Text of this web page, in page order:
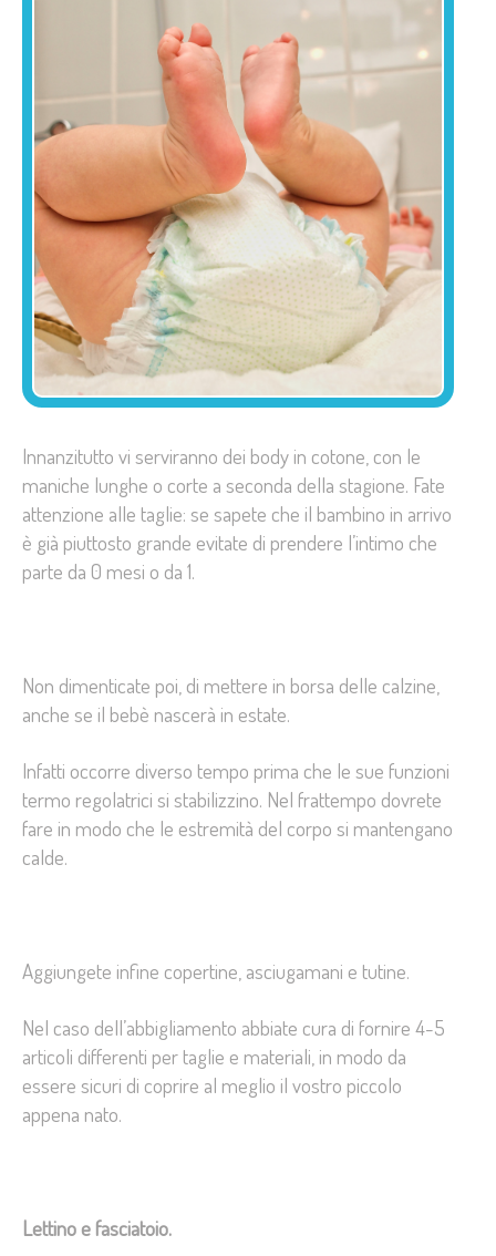
Innanzitutto vi serviranno dei body in cotone, con le
maniche lunghe o corte a seconda della stagione. Fate
attenzione alle taglie: se sapete che il bambino in arrivo
è già piuttosto grande evitate di prendere l’intimo che
parte da 0 mesi o da 1.
Non dimenticate poi, di mettere in borsa delle calzine,
anche se il bebè nascerà in estate.
Infatti occorre diverso tempo prima che le sue funzioni
termo regolatrici si stabilizzino. Nel frattempo dovrete
fare in modo che le estremità del corpo si mantengano
calde.
Aggiungete infine copertine, asciugamani e tutine.
Nel caso dell’abbigliamento abbiate cura di fornire 4-5
articoli differenti per taglie e materiali, in modo da
essere sicuri di coprire al meglio il vostro piccolo
appena nato.
Lettino e fasciatoio.